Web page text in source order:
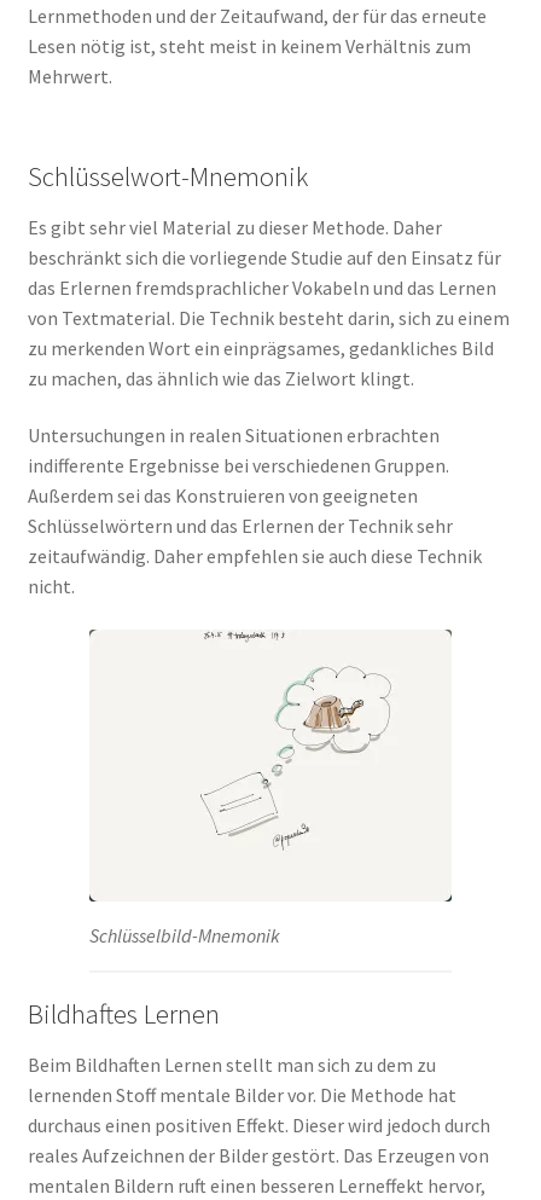
Lernmethoden und der Zeitaufwand, der für das erneute
Lesen nötig ist, steht meist in keinem Verhältnis zum
Mehrwert.
Schlüsselwort-Mnemonik
Es gibt sehr viel Material zu dieser Methode. Daher
beschränkt sich die vorliegende Studie auf den Einsatz für
das Erlernen fremdsprachlicher Vokabeln und das Lernen
von Textmaterial. Die Technik besteht darin, sich zu einem
zu merkenden Wort ein einprägsames, gedankliches Bild
zu machen, das ähnlich wie das Zielwort klingt.
Untersuchungen in realen Situationen erbrachten
indifferente Ergebnisse bei verschiedenen Gruppen.
Außerdem sei das Konstruieren von geeigneten
Schlüsselwörtern und das Erlernen der Technik sehr
zeitaufwändig. Daher empfehlen sie auch diese Technik
nicht.
Schlüsselbild-Mnemonik
Bildhaftes Lernen
Beim Bildhaften Lernen stellt man sich zu dem zu
lernenden Stoff mentale Bilder vor. Die Methode hat
durchaus einen positiven Effekt. Dieser wird jedoch durch
reales Aufzeichnen der Bilder gestört. Das Erzeugen von
mentalen Bildern ruft einen besseren Lerneffekt hervor,